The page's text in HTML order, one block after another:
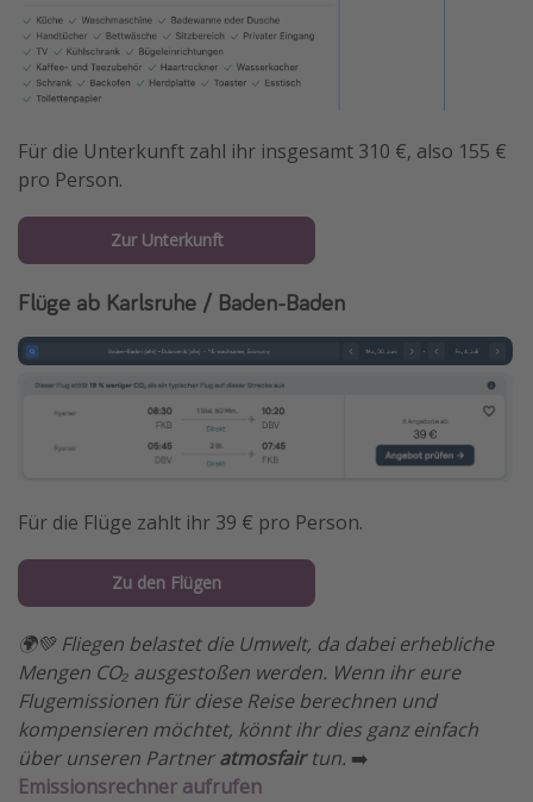
Für die Unterkunft zahl ihr insgesamt 310 €, also 155 €
pro Person.
Zur Unterkunft
Flüge ab Karlsruhe / Baden-Baden
Für die Flüge zahlt ihr 39 € pro Person.
Zu den Flügen
🌍💚 Fliegen belastet die Umwelt, da dabei erhebliche
Mengen CO₂ ausgestoßen werden. Wenn ihr eure
Flugemissionen für diese Reise berechnen und
kompensieren möchtet, könnt ihr dies ganz einfach
über unseren Partneratmosfairtun. ➡️
Emissionsrechner aufrufen